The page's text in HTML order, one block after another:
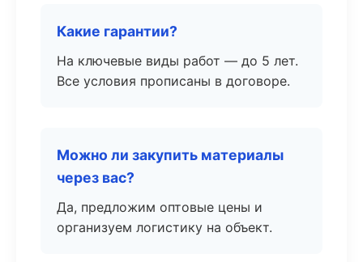
Какие гарантии?
На ключевые виды работ — до 5 лет.
Все условия прописаны в договоре.
Можно ли закупить материалы
через вас?
Да, предложим оптовые цены и
организуем логистику на объект.